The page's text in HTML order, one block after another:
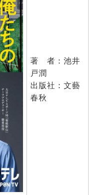
著 者：池井
戸潤
出版社：文藝
春秋